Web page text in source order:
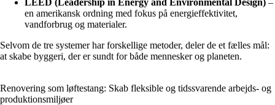
en amerikansk ordning med fokus på energieffektivitet,
vandforbrug og materialer.
Selvom de tre systemer har forskellige metoder, deler de et fælles mål:
at skabe byggeri, der er sundt for både mennesker og planeten.
Renovering som løftestang: Skab fleksible og tidssvarende arbejds- og
produktionsmiljøer